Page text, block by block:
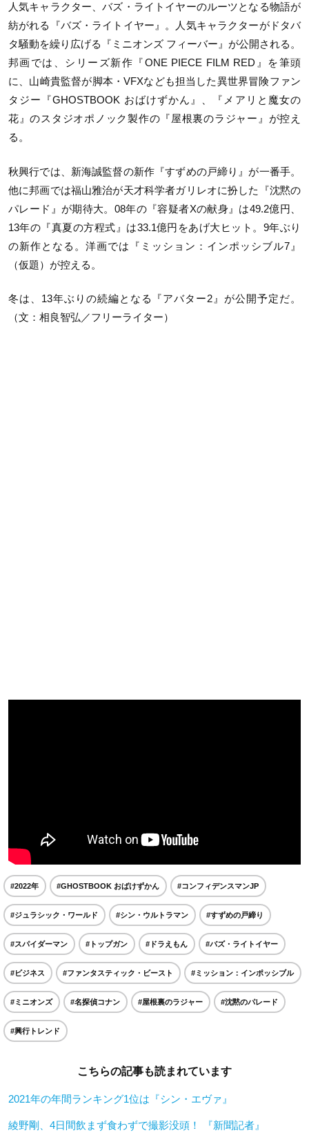
人気キャラクター、バズ・ライトイヤーのルーツとなる物語が
紡がれる『バズ・ライトイヤー』。人気キャラクターがドタバ
タ騒動を繰り広げる『ミニオンズ フィーバー』が公開される。
邦画では、シリーズ新作『ONE PIECE FILM RED』を筆頭
に、山崎貴監督が脚本・VFXなども担当した異世界冒険ファン
タジー『GHOSTBOOK おばけずかん』、『メアリと魔女の
花』のスタジオポノック製作の『屋根裏のラジャー』が控え
る。
秋興行では、新海誠監督の新作『すずめの戸締り』が一番手。
他に邦画では福山雅治が天才科学者ガリレオに扮した『沈黙の
パレード』が期待大。08年の『容疑者Xの献身』は49.2億円、
13年の『真夏の方程式』は33.1億円をあげ大ヒット。9年ぶり
の新作となる。洋画では『ミッション：インポッシブル7』
（仮題）が控える。
冬は、13年ぶりの続編となる『アバター2』が公開予定だ。
（文：相良智弘／フリーライター）
#2022年 #GHOSTBOOK おばけずかん #コンフィデンスマンJP
#ジュラシック・ワールド #シン・ウルトラマン #すずめの戸締り
#スパイダーマン #トップガン #ドラえもん #バズ・ライトイヤー
#ビジネス #ファンタスティック・ビースト #ミッション：インポッシブル
#ミニオンズ #名探偵コナン #屋根裏のラジャー #沈黙のパレード
#興行トレンド
こちらの記事も読まれています
2021年の年間ランキング1位は『シン・エヴァ』
綾野剛、4日間飲まず食わずで撮影没頭！ 『新聞記者』